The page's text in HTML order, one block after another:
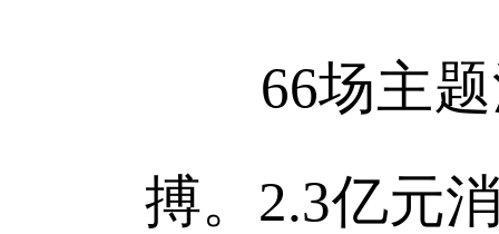
66场主题
搏。2.3亿元